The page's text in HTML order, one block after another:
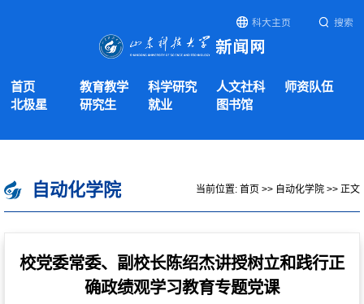
科大主页 搜索
首页 教育教学 科学研究 人文社科
师资队伍
北极星
研究生 就业 图书馆
自动化学院 当前位置: 首页 >> 自动化学院 >> 正文
校党委常委、副校长陈绍杰讲授树立和践行正
确政绩观学习教育专题党课